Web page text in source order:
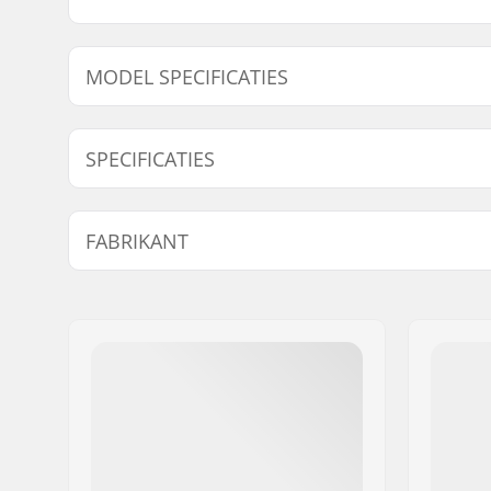
MODEL SPECIFICATIES
SPECIFICATIES
Aantal per verpakking:
1
Truck-type:
Montage bouten:
Niet
FABRIKANT